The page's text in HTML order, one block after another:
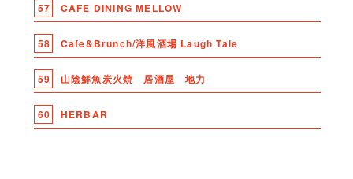
57 CAFE DINING MELLOW
58 Cafe&Brunch/洋風酒場 Laugh Tale
59 山陰鮮魚炭火焼 居酒屋 地力
60 HERBAR